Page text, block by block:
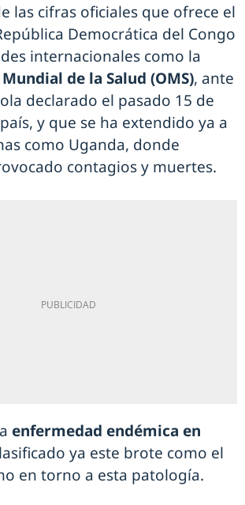
las cifras oficiales que ofrece el
Democrática del Congo
internacionales como la
de la Salud (OMS), ante
declarado el pasado 15 de
y que se ha extendido ya a
como Uganda, donde
contagios y muertes.
enfermedad endémica en
ya este brote como el
en torno a esta patología.